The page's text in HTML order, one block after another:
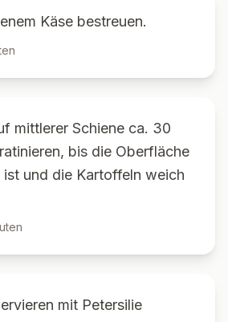
Käse bestreuen.
mittlerer Schiene ca. 30
bis die Oberfläche
und die Kartoffeln weich
mit Petersilie